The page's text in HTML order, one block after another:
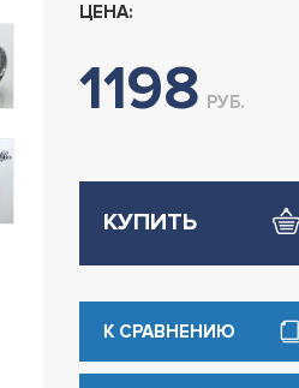
ЦЕНА:
1198 РУБ.
КУПИТЬ
К СРАВНЕНИЮ